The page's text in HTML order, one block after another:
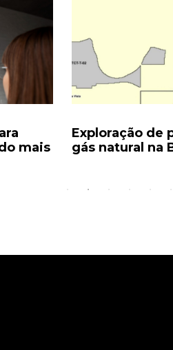
mais
Exploração de
gás natural na